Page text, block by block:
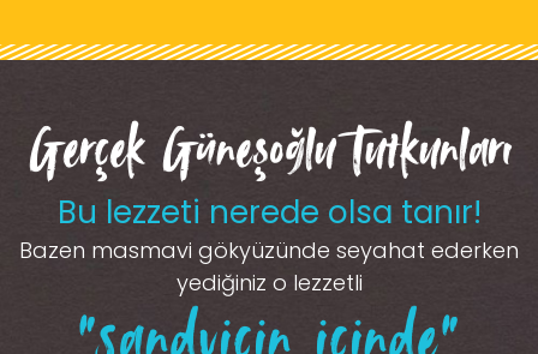
Gerçek Güneşoğlu Tutkunları
Bu lezzeti nerede olsa tanır!
Bazen masmavi gökyüzünde seyahat ederken
yediğiniz o lezzetli